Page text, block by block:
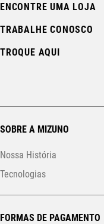
ENCONTRE UMA LOJA
TRABALHE CONOSCO
TROQUE AQUI
SOBRE A MIZUNO
Nossa História
Tecnologias
FORMAS DE PAGAMENTO